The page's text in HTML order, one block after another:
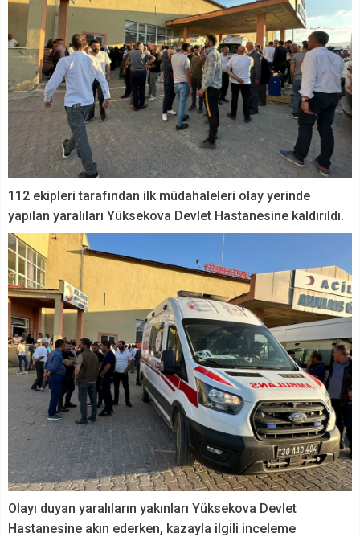
112 ekipleri tarafından ilk müdahaleleri olay yerinde
yapılan yaralıları Yüksekova Devlet Hastanesine kaldırıldı.
Olayı duyan yaralıların yakınları Yüksekova Devlet
Hastanesine akın ederken, kazayla ilgili inceleme